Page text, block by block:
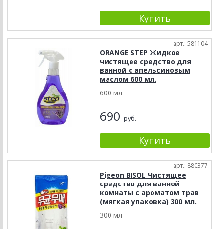
арт.: 581104
ORANGE STEP Жидкое
чистящее средство для
ванной с апельсиновым
маслом 600 мл.
600 мл
690 руб.
арт.: 880377
Pigeon BISOL Чистящее
средство для ванной
комнаты с ароматом трав
(мягкая упаковка) 300 мл.
300 мл